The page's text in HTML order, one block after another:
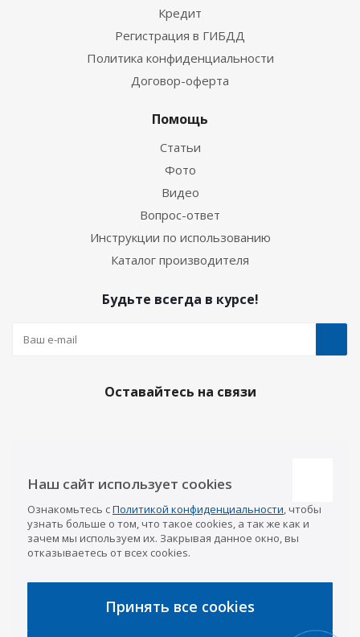
Кредит
Регистрация в ГИБДД
Политика конфиденциальности
Договор-оферта
Помощь
Статьи
Фото
Видео
Вопрос-ответ
Инструкции по использованию
Каталог производителя
Будьте всегда в курсе!
Оставайтесь на связи
Казань
8 (843) 207-03-08
Уфа
8 (347) 258-84-87
8 (8352) 38-88-37
Интернет-магазин
info@a-pricep.ru
Наш сайт использует cookies
Ознакомьтесь сПолитикой конфиденциальности, чтобы
узнать больше о том, что такое cookies, а так же как и
зачем мы используем их. Закрывая данное окно, вы
отказываетесь от всех cookies.
Принять все cookies